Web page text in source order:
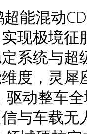
能混动
现极境
系统与
度，灵犀
动整车
与车载